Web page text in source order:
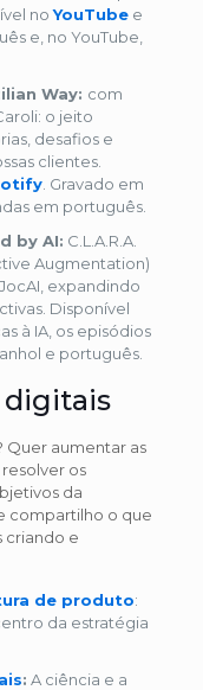
noYouTubee
e, no YouTube,
Way: com
o jeito
desafios e
clientes.
. Gravado em
em português.
by AI: C.L.A.R.A.
Augmentation)
expandindo
Disponível
à IA, os episódios
e português.
digitais
Quer aumentar as
os
da
compartilho o que
criando e
de produto:
da estratégia
: A ciência e a